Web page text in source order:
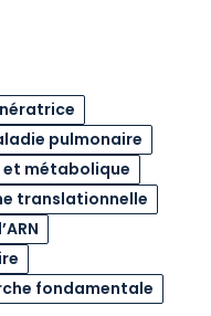
pulmonaire
et métabolique
translationnelle
fondamentale